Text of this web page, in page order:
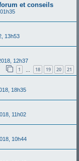
et conseils
13h53
12h37
1 18 19 20 21
18h35
11h02
10h44